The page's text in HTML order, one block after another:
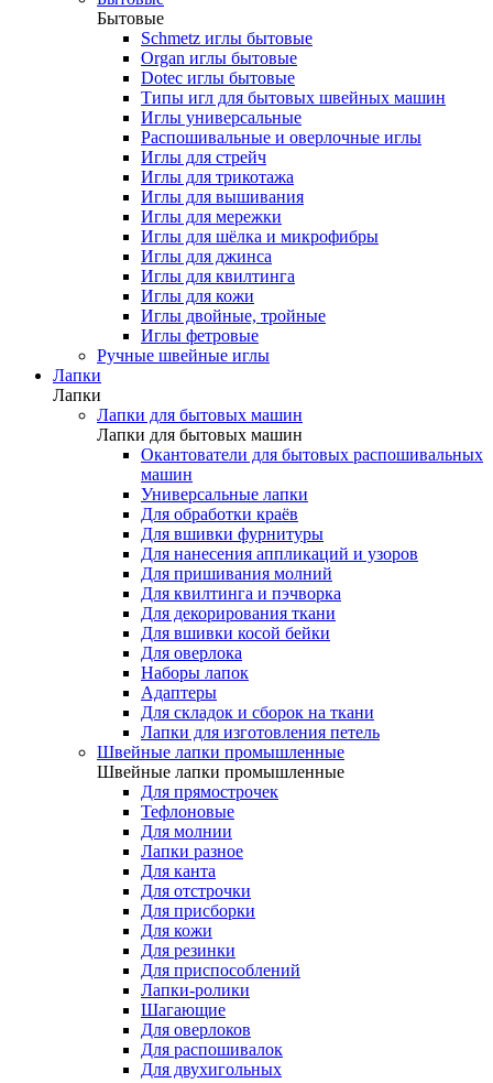
Бытовые
Schmetz иглы бытовые
Organ иглы бытовые
Dotec иглы бытовые
Типы игл для бытовых швейных машин
Иглы универсальные
Распошивальные и оверлочные иглы
Иглы для стрейч
Иглы для трикотажа
Иглы для вышивания
Иглы для мережки
Иглы для шёлка и микрофибры
Иглы для джинса
Иглы для квилтинга
Иглы для кожи
Иглы двойные, тройные
Иглы фетровые
Ручные швейные иглы
Лапки
Лапки
Лапки для бытовых машин
Лапки для бытовых машин
Окантователи для бытовых распошивальных
машин
Универсальные лапки
Для обработки краёв
Для вшивки фурнитуры
Для нанесения аппликаций и узоров
Для пришивания молний
Для квилтинга и пэчворка
Для декорирования ткани
Для вшивки косой бейки
Для оверлока
Наборы лапок
Адаптеры
Для складок и сборок на ткани
Лапки для изготовления петель
Швейные лапки промышленные
Швейные лапки промышленные
Для прямострочек
Тефлоновые
Для молнии
Лапки разное
Для канта
Для отстрочки
Для присборки
Для кожи
Для резинки
Для приспособлений
Лапки-ролики
Шагающие
Для оверлоков
Для распошивалок
Для двухигольных